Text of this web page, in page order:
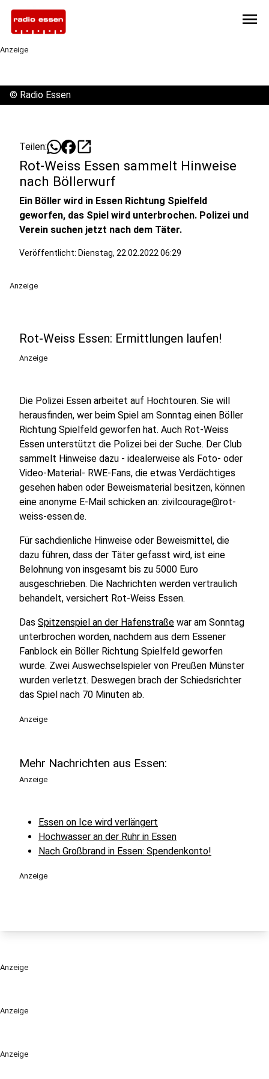
menu
Anzeige
Anzeige
Anzeige
© Radio Essen
Teilen: open_in_new
Rot-Weiss Essen sammelt Hinweise
nach Böllerwurf
Ein Böller wird in Essen Richtung Spielfeld
geworfen, das Spiel wird unterbrochen. Polizei und
Verein suchen jetzt nach dem Täter.
Veröffentlicht: Dienstag, 22.02.2022 06:29
Anzeige
Rot-Weiss Essen: Ermittlungen laufen!
Anzeige
Die Polizei Essen arbeitet auf Hochtouren. Sie will
herausfinden, wer beim Spiel am Sonntag einen Böller
Richtung Spielfeld geworfen hat. Auch Rot-Weiss
Essen unterstützt die Polizei bei der Suche. Der Club
sammelt Hinweise dazu - idealerweise als Foto- oder
Video-Material- RWE-Fans, die etwas Verdächtiges
gesehen haben oder Beweismaterial besitzen, können
eine anonyme E-Mail schicken an: zivilcourage@rot-
weiss-essen.de.
Für sachdienliche Hinweise oder Beweismittel, die
dazu führen, dass der Täter gefasst wird, ist eine
Belohnung von insgesamt bis zu 5000 Euro
ausgeschrieben. Die Nachrichten werden vertraulich
behandelt, versichert Rot-Weiss Essen.
Das Spitzenspiel an der Hafenstraße war am Sonntag
unterbrochen worden, nachdem aus dem Essener
Fanblock ein Böller Richtung Spielfeld geworfen
wurde. Zwei Auswechselspieler von Preußen Münster
wurden verletzt. Deswegen brach der Schiedsrichter
das Spiel nach 70 Minuten ab.
Anzeige
Mehr Nachrichten aus Essen:
Anzeige
Essen on Ice wird verlängert
Hochwasser an der Ruhr in Essen
Nach Großbrand in Essen: Spendenkonto!
Anzeige
Anzeige